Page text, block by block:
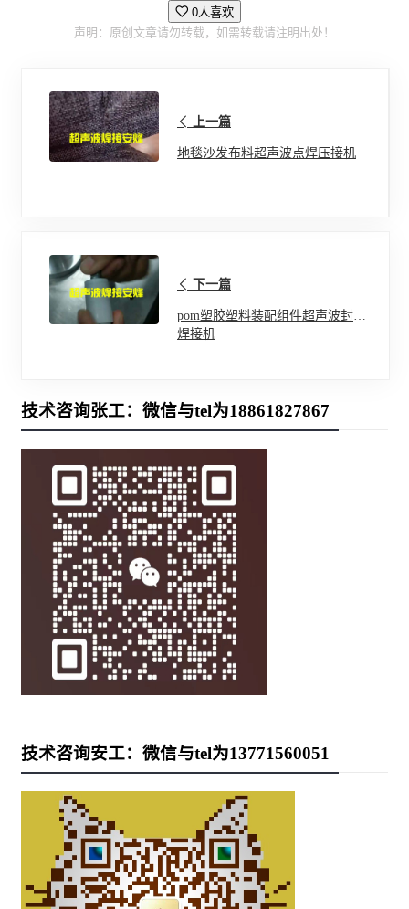
0人喜欢
声明：原创文章请勿转载，如需转载请注明出处！
上一篇
地毯沙发布料超声波点焊压接机
下一篇
pom塑胶塑料装配组件超声波封合
焊接机
技术咨询张工：微信与tel为18861827867
技术咨询安工：微信与tel为13771560051